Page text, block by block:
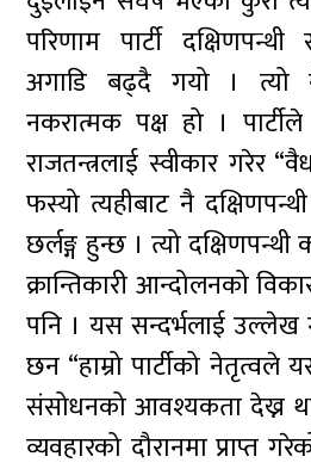
परिणाम पार्टी
अगाडि बढ्दै गयो । त्यो
नकरात्मक पक्ष हो ।
राजतन्त्रलाई स्वीकार गरेर
फस्यो त्यहीबाट नै
छर्लङ्ग हुन्छ । त्यो दक्षिणपन्थी
क्रान्तिकारी आन्दोलनको
पनि । यस सन्दर्भलाई उल्लेख
छन “हाम्रो पार्टीको नेतृत्वले
संसोधनको आवश्यकता देख्न
व्यवहारको दौरानमा प्राप्त